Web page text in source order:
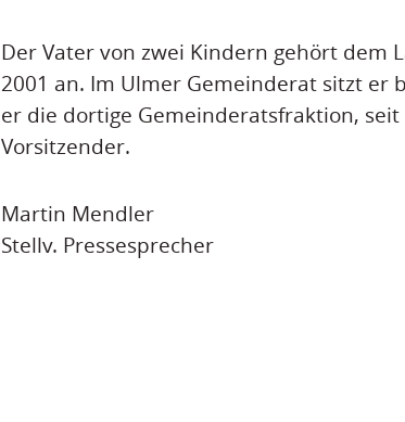
Der Vater von zwei Kindern gehört dem
2001 an. Im Ulmer Gemeinderat sitzt er
er die dortige Gemeinderatsfraktion,
Vorsitzender.
Martin Mendler
Stellv. Pressesprecher